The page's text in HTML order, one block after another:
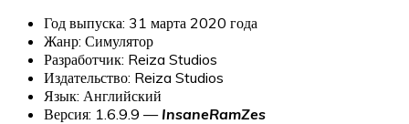
Год выпуска: 31 марта 2020 года
Жанр: Симулятор
Разработчик: Reiza Studios
Издательство: Reiza Studios
Язык: Английский
Версия: 1.6.9.9 — InsaneRamZes